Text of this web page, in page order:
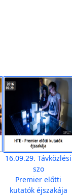
16.09.29. Távközlési
szo
Premier előtti
kutatók éjszakája